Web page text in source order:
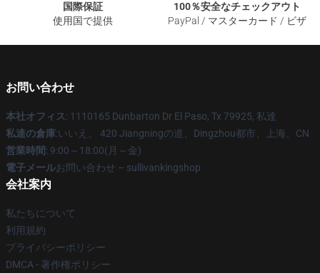
国際保証
使用国で提供
100％安全なチェックアウト
PayPal / マスターカード / ビザ
お問い合わせ
本社オフィス: 1110165 Dunbarton Dr El Paso, Tx 79925, 私達
私達の倉庫:いいえ。 420 Jiangningの道、Dingzhou都市、上海、CN
営業時間: 9:00～18:00(月～金)
電子メールお問い合わせ – sullivankingshop
会社案内
私たちについて
利用規約
プライバシーポリシー
DMCA - 著作権ポリシー